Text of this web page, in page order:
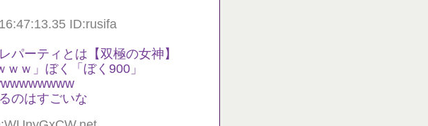
ID:rusifa
パーティとは【双極の女神】
ｗ」ぼく「ぼく900」
のはすごいな